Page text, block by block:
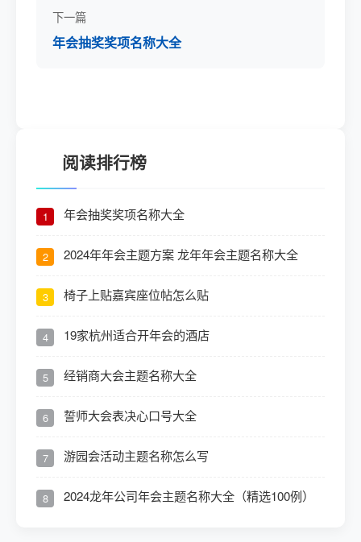
下一篇
年会抽奖奖项名称大全
阅读排行榜
1 年会抽奖奖项名称大全
2 2024年年会主题方案 龙年年会主题名称大全
3 椅子上贴嘉宾座位帖怎么贴
4 19家杭州适合开年会的酒店
5 经销商大会主题名称大全
6 誓师大会表决心口号大全
7 游园会活动主题名称怎么写
8 2024龙年公司年会主题名称大全（精选100例）